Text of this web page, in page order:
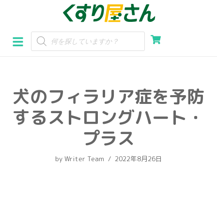
ン
テ
ス犬のフィラリア症を予防
するストロングハート・
プラス
by Writer Team 2022年8月26日